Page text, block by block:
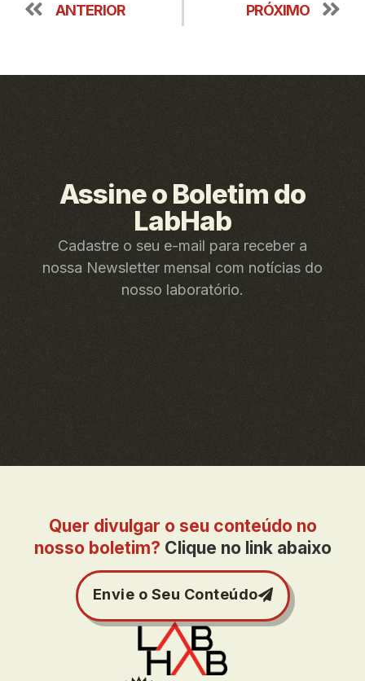
ANTERIOR PRÓXIMO
Assine o Boletim do
LabHab
Cadastre o seu e-mail para receber a
nossa Newsletter mensal com notícias do
nosso laboratório.
Quer divulgar o seu conteúdo no
nosso boletim? Clique no link abaixo
Envie o Seu Conteúdo